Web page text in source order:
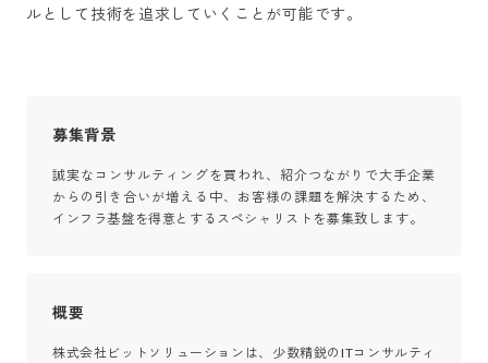
ルとして技術を追求していくことが可能です。
募集背景
誠実なコンサルティングを買われ、紹介つながりで大手企業
からの引き合いが増える中、お客様の課題を解決するため、
インフラ基盤を得意とするスペシャリストを募集致します。
概要
株式会社ビットソリューションは、少数精鋭のITコンサルティ